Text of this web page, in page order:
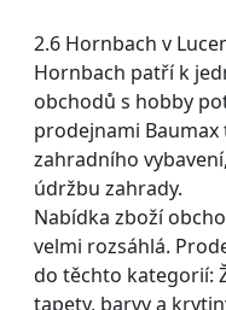
2.6 Hornbach v
Hornbach patří k
obchodů s hobby
prodejnami
zahradního
údržbu zahrady.
Nabídka zboží
velmi rozsáhlá.
do těchto kategorií:
tapety, barvy a